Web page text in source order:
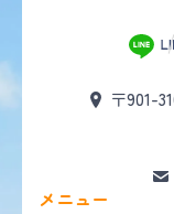
〒901-
メニュー